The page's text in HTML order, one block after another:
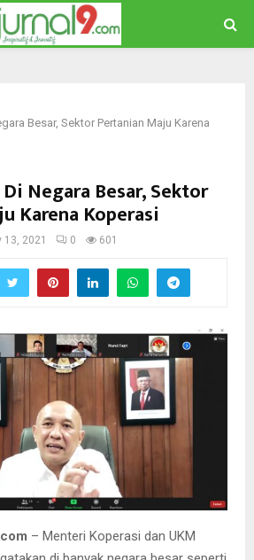
Besar, Sektor Pertanian Maju Karena
Negara Besar, Sektor
Karena Koperasi
2021 0 601
– Menteri Koperasi dan UKM